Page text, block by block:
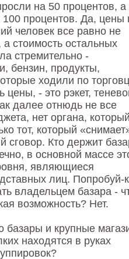
на 50 процентов, а
процентов. Да, цены
человек все равно не
а стоимость остальных
стремительно -
бензин, продукты,
ходили по
цены, - это рэкет,
далее отнюдь не все
нет органа,
тот, который
сговор. Кто держит
в основной массе
являющиеся
лиц. Попробуй-
владельцем базара -
возможность? Нет.
базары и крупные
находятся в руках